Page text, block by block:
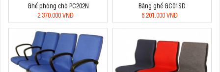
Ghế phòng chờ PC202N
2.370.000 VNĐ
Băng ghế GC01SD
6.201.000 VNĐ